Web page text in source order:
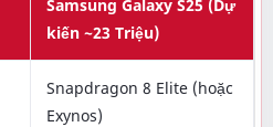
Samsung Galaxy S25 (Dự
kiến ~23 Triệu)
Snapdragon 8 Elite (hoặc
Exynos)